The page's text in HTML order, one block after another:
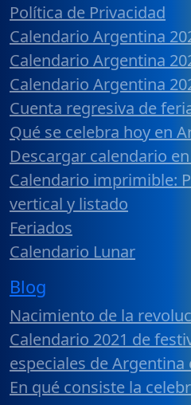
Política de Privacidad
Calendario Argentina
Calendario Argentina
Calendario Argentina
Cuenta regresiva de
Qué se celebra hoy en
Descargar calendario en
Calendario imprimible:
vertical y listado
Feriados
Calendario Lunar
Blog
Nacimiento de la
Calendario 2021 de
especiales de Argentina
En qué consiste la